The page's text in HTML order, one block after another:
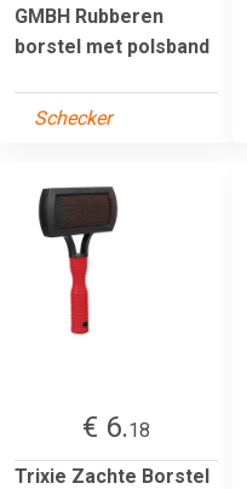
GMBH Rubberen
borstel met polsband
Schecker
€ 6.18
Trixie Zachte Borstel